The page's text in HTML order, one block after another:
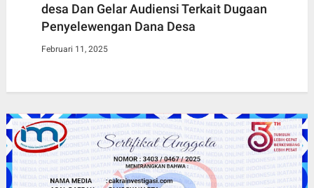
desa Dan Gelar Audiensi Terkait Dugaan
Penyelewengan Dana Desa
Februari 11, 2025